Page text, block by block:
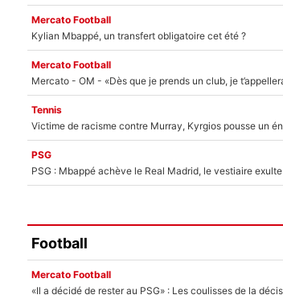
Mercato Football
Kylian Mbappé, un transfert obligatoire cet été ?
Mercato Football
Tennis
PSG
PSG : Mbappé achève le Real Madrid, le vestiaire exulte
Football
Mercato Football